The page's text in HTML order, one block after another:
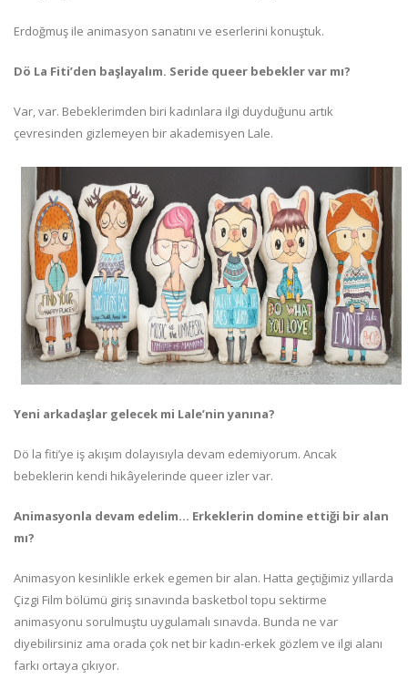
Erdoğmuş ile animasyon sanatını ve eserlerini konuştuk.
Dö La Fiti’den başlayalım. Seride queer bebekler var mı?
Var, var. Bebeklerimden biri kadınlara ilgi duyduğunu artık
çevresinden gizlemeyen bir akademisyen Lale.
Yeni arkadaşlar gelecek mi Lale’nin yanına?
Dö la fiti’ye iş akışım dolayısıyla devam edemiyorum. Ancak
bebeklerin kendi hikâyelerinde queer izler var.
Animasyonla devam edelim… Erkeklerin domine ettiği bir alan
mı?
Animasyon kesinlikle erkek egemen bir alan. Hatta geçtiğimiz yıllarda
Çizgi Film bölümü giriş sınavında basketbol topu sektirme
animasyonu sorulmuştu uygulamalı sınavda. Bunda ne var
diyebilirsiniz ama orada çok net bir kadın-erkek gözlem ve ilgi alanı
farkı ortaya çıkıyor.